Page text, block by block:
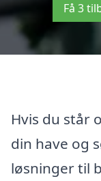
Få 3
Hvis du står
din have og
løsninger til